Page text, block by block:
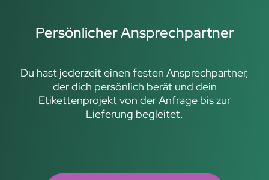
Persönlicher Ansprechpartner
Du hast jederzeit einen festen Ansprechpartner,
der dich persönlich berät und dein
Etikettenprojekt von der Anfrage bis zur
Lieferung begleitet.